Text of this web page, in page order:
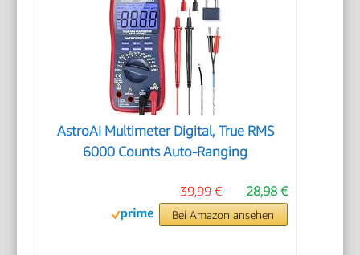
AstroAI Multimeter Digital, True RMS
6000 Counts Auto-Ranging
28,98 €
39,99 €
Bei Amazon ansehen